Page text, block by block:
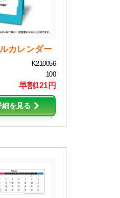
カレンダー
K210056
100
早割121円
細を見る